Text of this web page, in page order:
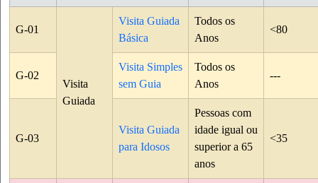
G-01
Visita
Guiada
Visita Guiada
Básica
Todos os
Anos
<80
G-02
Visita Simples
sem Guia
Todos os
Anos
---
G-03
Visita Guiada
para Idosos
Pessoas com
idade igual ou
superior a 65
anos
<35